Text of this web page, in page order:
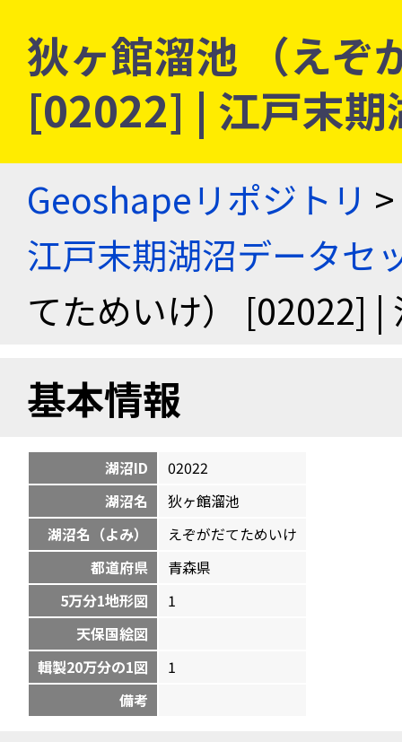
狄ヶ館溜池 （えぞ
[02022] | 江戸末期
Geoshapeリポジトリ >
江戸末期湖沼データセ
てためいけ） [02022]
基本情報
湖沼ID
02022
湖沼名
狄ヶ館溜池
湖沼名（よみ）
えぞがだてためいけ
都道府県
青森県
5万分1地形図
1
天保国絵図
輯製20万分の1図
1
備考